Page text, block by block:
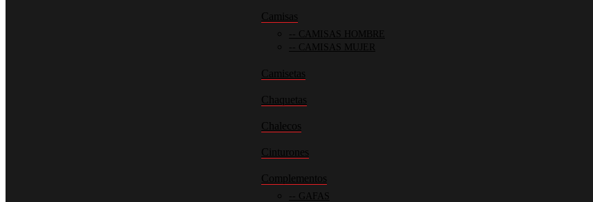
Camisas
CAMISAS HOMBRE
CAMISAS MUJER
Camisetas
Chaquetas
Chalecos
Cinturones
Complementos
GAFAS